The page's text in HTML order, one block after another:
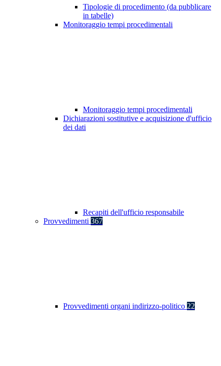
Tipologie di procedimento (da pubblicare
in tabelle)
Monitoraggio tempi procedimentali
Monitoraggio tempi procedimentali
Dichiarazioni sostitutive e acquisizione d'ufficio
dei dati
Recapiti dell'ufficio responsabile
Provvedimenti 367
Provvedimenti organi indirizzo-politico 22